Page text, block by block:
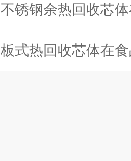
不锈钢余热回收芯体在工
板式热回收芯体在食品